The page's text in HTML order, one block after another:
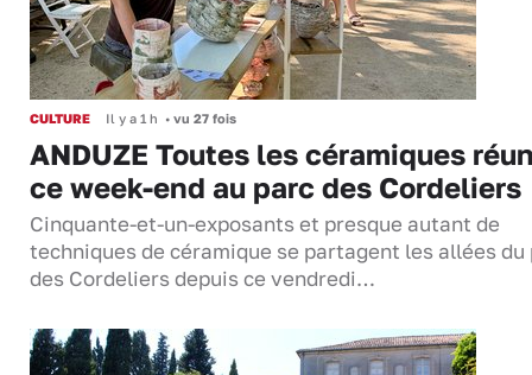
CULTURE Il y a 1 h • vu 27 fois
ANDUZE Toutes les céramiques
ce week-end au parc des Cordeliers
Cinquante-et-un-exposants et presque autant de
techniques de céramique se partagent les allées du
des Cordeliers depuis ce vendredi…